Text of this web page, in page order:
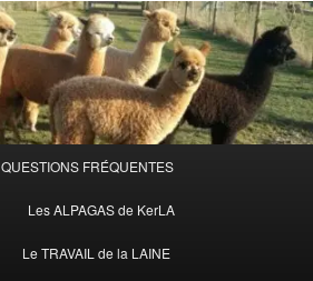
QUESTIONS FRÉQUENTES
Les ALPAGAS de KerLA
Le TRAVAIL de la LAINE